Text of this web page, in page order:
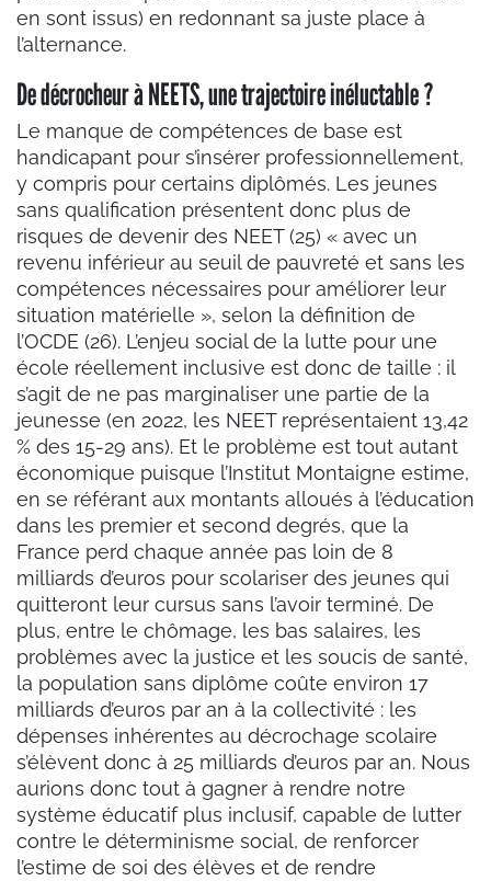
en sont issus) en redonnant sa juste place à
l’alternance.
De décrocheur à NEETS, une trajectoire inéluctable ?
Le manque de compétences de base est
handicapant pour s’insérer professionnellement,
y compris pour certains diplômés. Les jeunes
sans qualification présentent donc plus de
risques de devenir des NEET (25) « avec un
revenu inférieur au seuil de pauvreté et sans les
compétences nécessaires pour améliorer leur
situation matérielle », selon la définition de
l’OCDE (26). L’enjeu social de la lutte pour une
école réellement inclusive est donc de taille : il
s’agit de ne pas marginaliser une partie de la
jeunesse (en 2022, les NEET représentaient 13,42
% des 15-29 ans). Et le problème est tout autant
économique puisque l’Institut Montaigne estime,
en se référant aux montants alloués à l’éducation
dans les premier et second degrés, que la
France perd chaque année pas loin de 8
milliards d’euros pour scolariser des jeunes qui
quitteront leur cursus sans l’avoir terminé. De
plus, entre le chômage, les bas salaires, les
problèmes avec la justice et les soucis de santé,
la population sans diplôme coûte environ 17
milliards d’euros par an à la collectivité : les
dépenses inhérentes au décrochage scolaire
s’élèvent donc à 25 milliards d’euros par an. Nous
aurions donc tout à gagner à rendre notre
système éducatif plus inclusif, capable de lutter
contre le déterminisme social, de renforcer
l’estime de soi des élèves et de rendre